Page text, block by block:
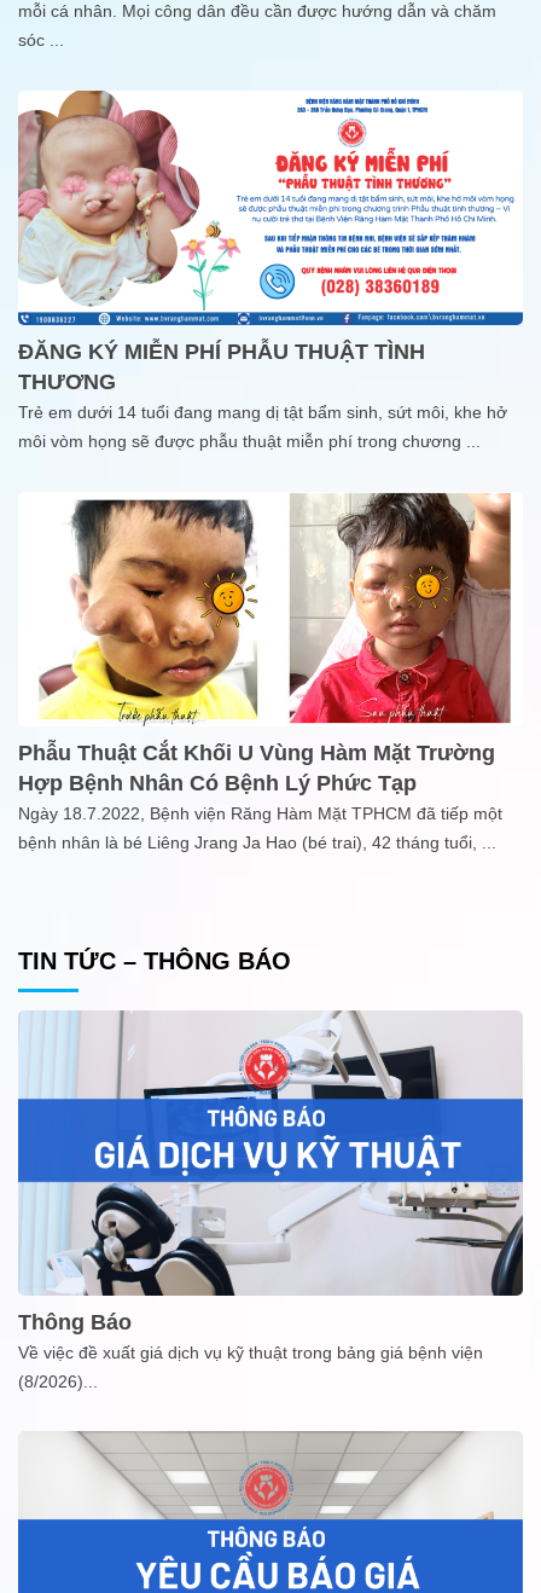
mỗi cá nhân. Mọi công dân đều cần được hướng dẫn và chăm
sóc
ĐĂNG KÝ MIỄN PHÍ PHẪU THUẬT TÌNH
THƯƠNG
Trẻ em dưới 14 tuổi đang mang dị tật bẩm sinh, sứt môi, khe hở
môi vòm họng sẽ được phẫu thuật miễn phí trong chương
Phẫu Thuật Cắt Khối U Vùng Hàm Mặt Trường
Hợp Bệnh Nhân Có Bệnh Lý Phức Tạp
Ngày 18.7.2022, Bệnh viện Răng Hàm Mặt TPHCM đã tiếp một
bệnh nhân là bé Liêng Jrang Ja Hao (bé trai), 42 tháng tuổi,
TIN TỨC – THÔNG BÁO
Thông Báo
Về việc đề xuất giá dịch vụ kỹ thuật trong bảng giá bệnh viện
(8/2026)